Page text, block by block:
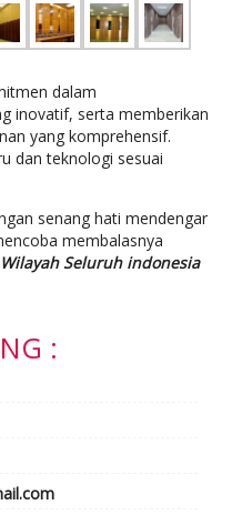
dalam
inovatif, serta memberikan
yang komprehensif.
dan teknologi sesuai
senang hati mendengar
membalasnya
Seluruh indonesia
: